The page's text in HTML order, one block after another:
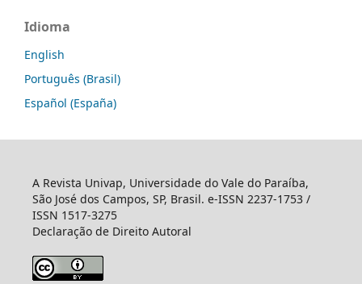
Idioma
English
Português (Brasil)
Español (España)
A Revista Univap, Universidade do Vale do Paraíba,
São José dos Campos, SP, Brasil. e-ISSN 2237-1753 /
ISSN 1517-3275
Declaração de Direito Autoral